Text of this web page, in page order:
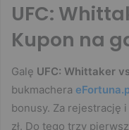
UFC:
Kupon na
Galę UFC: Whittaker
bukmachera
bonusy. Za rejestrację
zł. Do tego trzy